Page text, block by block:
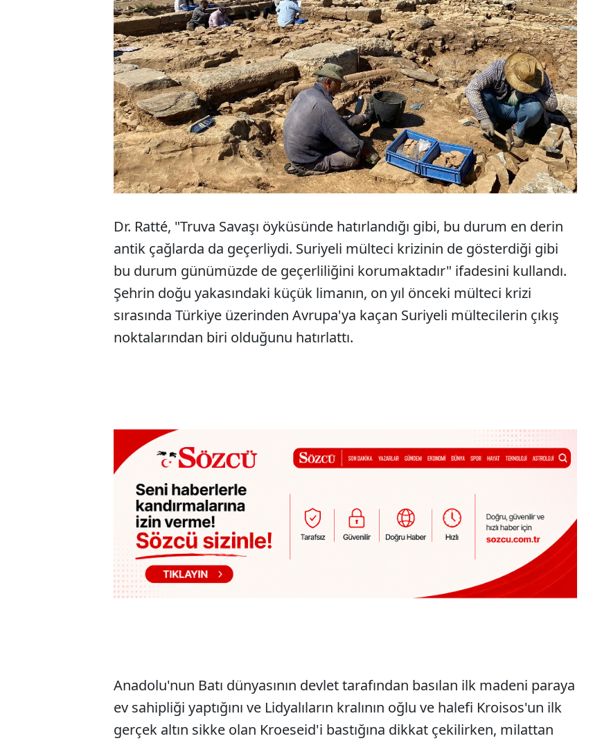
Dr. Ratté, "Truva Savaşı öyküsünde hatırlandığı gibi, bu durum en derin
antik çağlarda da geçerliydi. Suriyeli mülteci krizinin de gösterdiği gibi
bu durum günümüzde de geçerliliğini korumaktadır" ifadesini kullandı.
Şehrin doğu yakasındaki küçük limanın, on yıl önceki mülteci krizi
sırasında Türkiye üzerinden Avrupa'ya kaçan Suriyeli mültecilerin çıkış
noktalarından biri olduğunu hatırlattı.
Anadolu'nun Batı dünyasının devlet tarafından basılan ilk madeni paraya
ev sahipliği yaptığını ve Lidyalıların kralının oğlu ve halefi Kroisos'un ilk
gerçek altın sikke olan Kroeseid'i bastığına dikkat çekilirken, milattan